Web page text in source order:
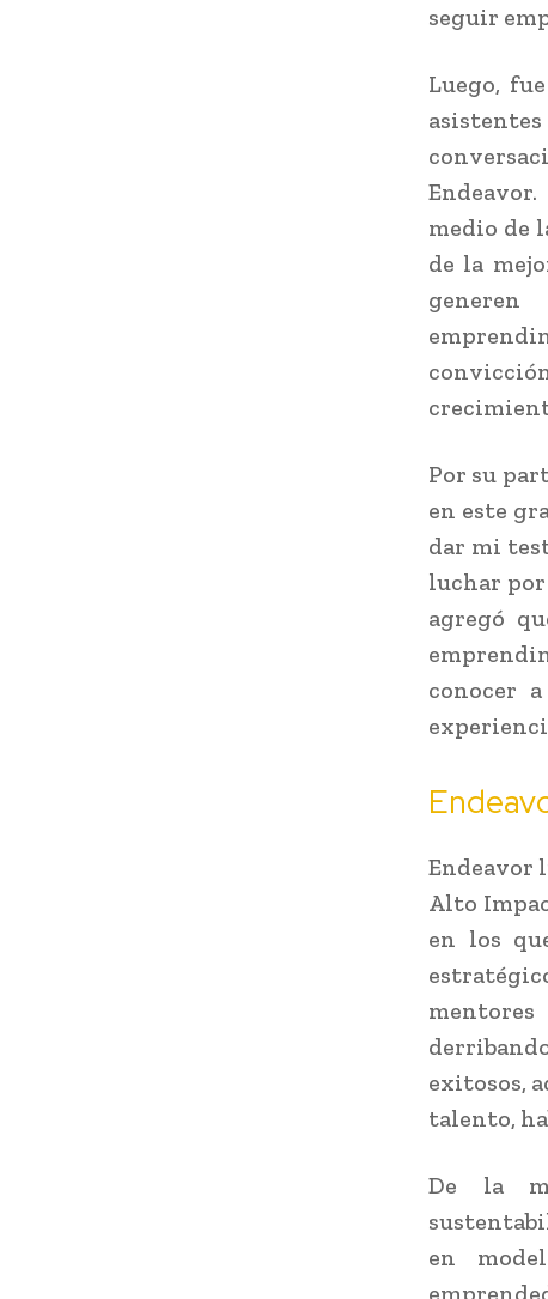
seguir
Luego,
medio de
de la
Por su
en este
dar mi
luchar
agregó
conocer
Endeavor
Alto
en los
mentores
exitosos,
talento,
De la
en